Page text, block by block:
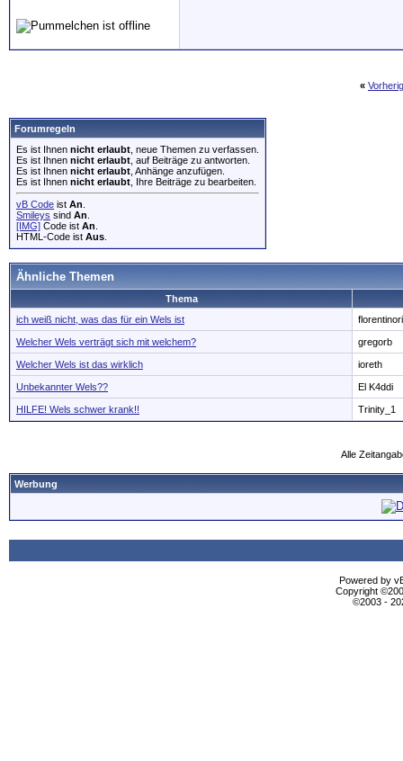
«
Forumregeln
Es ist Ihnen nicht erlaubt , neue Themen zu verfassen.
Es ist Ihnen nicht erlaubt , auf Beiträge zu antworten.
Es ist Ihnen nicht erlaubt , Anhänge anzufügen.
Es ist Ihnen nicht erlaubt , Ihre Beiträge zu bearbeiten.
vB Code ist An
Smileys sind An
[IMG] Code ist An
HTML-Code ist Aus
Ähnliche Themen
Thema
ich weiß nicht, was das für ein Wels ist
Welcher Wels verträgt sich mit welchem? gregorb
Welcher Wels ist das wirklich ioreth
Unbekannter Wels?? El K4ddi
HILFE! Wels schwer krank!! Trinity_1
Alle
Werbung
Powered by
Copyright
©2003 -